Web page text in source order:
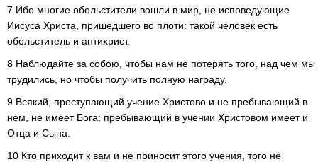
7 Ибо многие обольстители вошли в мир, не исповедующие
Иисуса Христа, пришедшего во плоти: такой человек есть
обольститель и антихрист.
8 Наблюдайте за собою, чтобы нам не потерять того, над чем мы
трудились, но чтобы получить полную награду.
9 Всякий, преступающий учение Христово и не пребывающий в
нем, не имеет Бога; пребывающий в учении Христовом имеет и
Отца и Сына.
10 Кто приходит к вам и не приносит этого учения, того не